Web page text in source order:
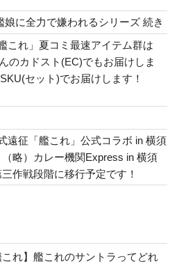
娘に全力で嫌われるシリーズ 続き
これ」夏コミ最速アイテム群は
のカドスト(EC)でもお届けしま
セット)でお届けします！
遠征「艦これ」公式コラボ in 横須
略）カレー機関Express in 横須
作戦段階に移行予定です！
これ】艦これのサントラってどれ